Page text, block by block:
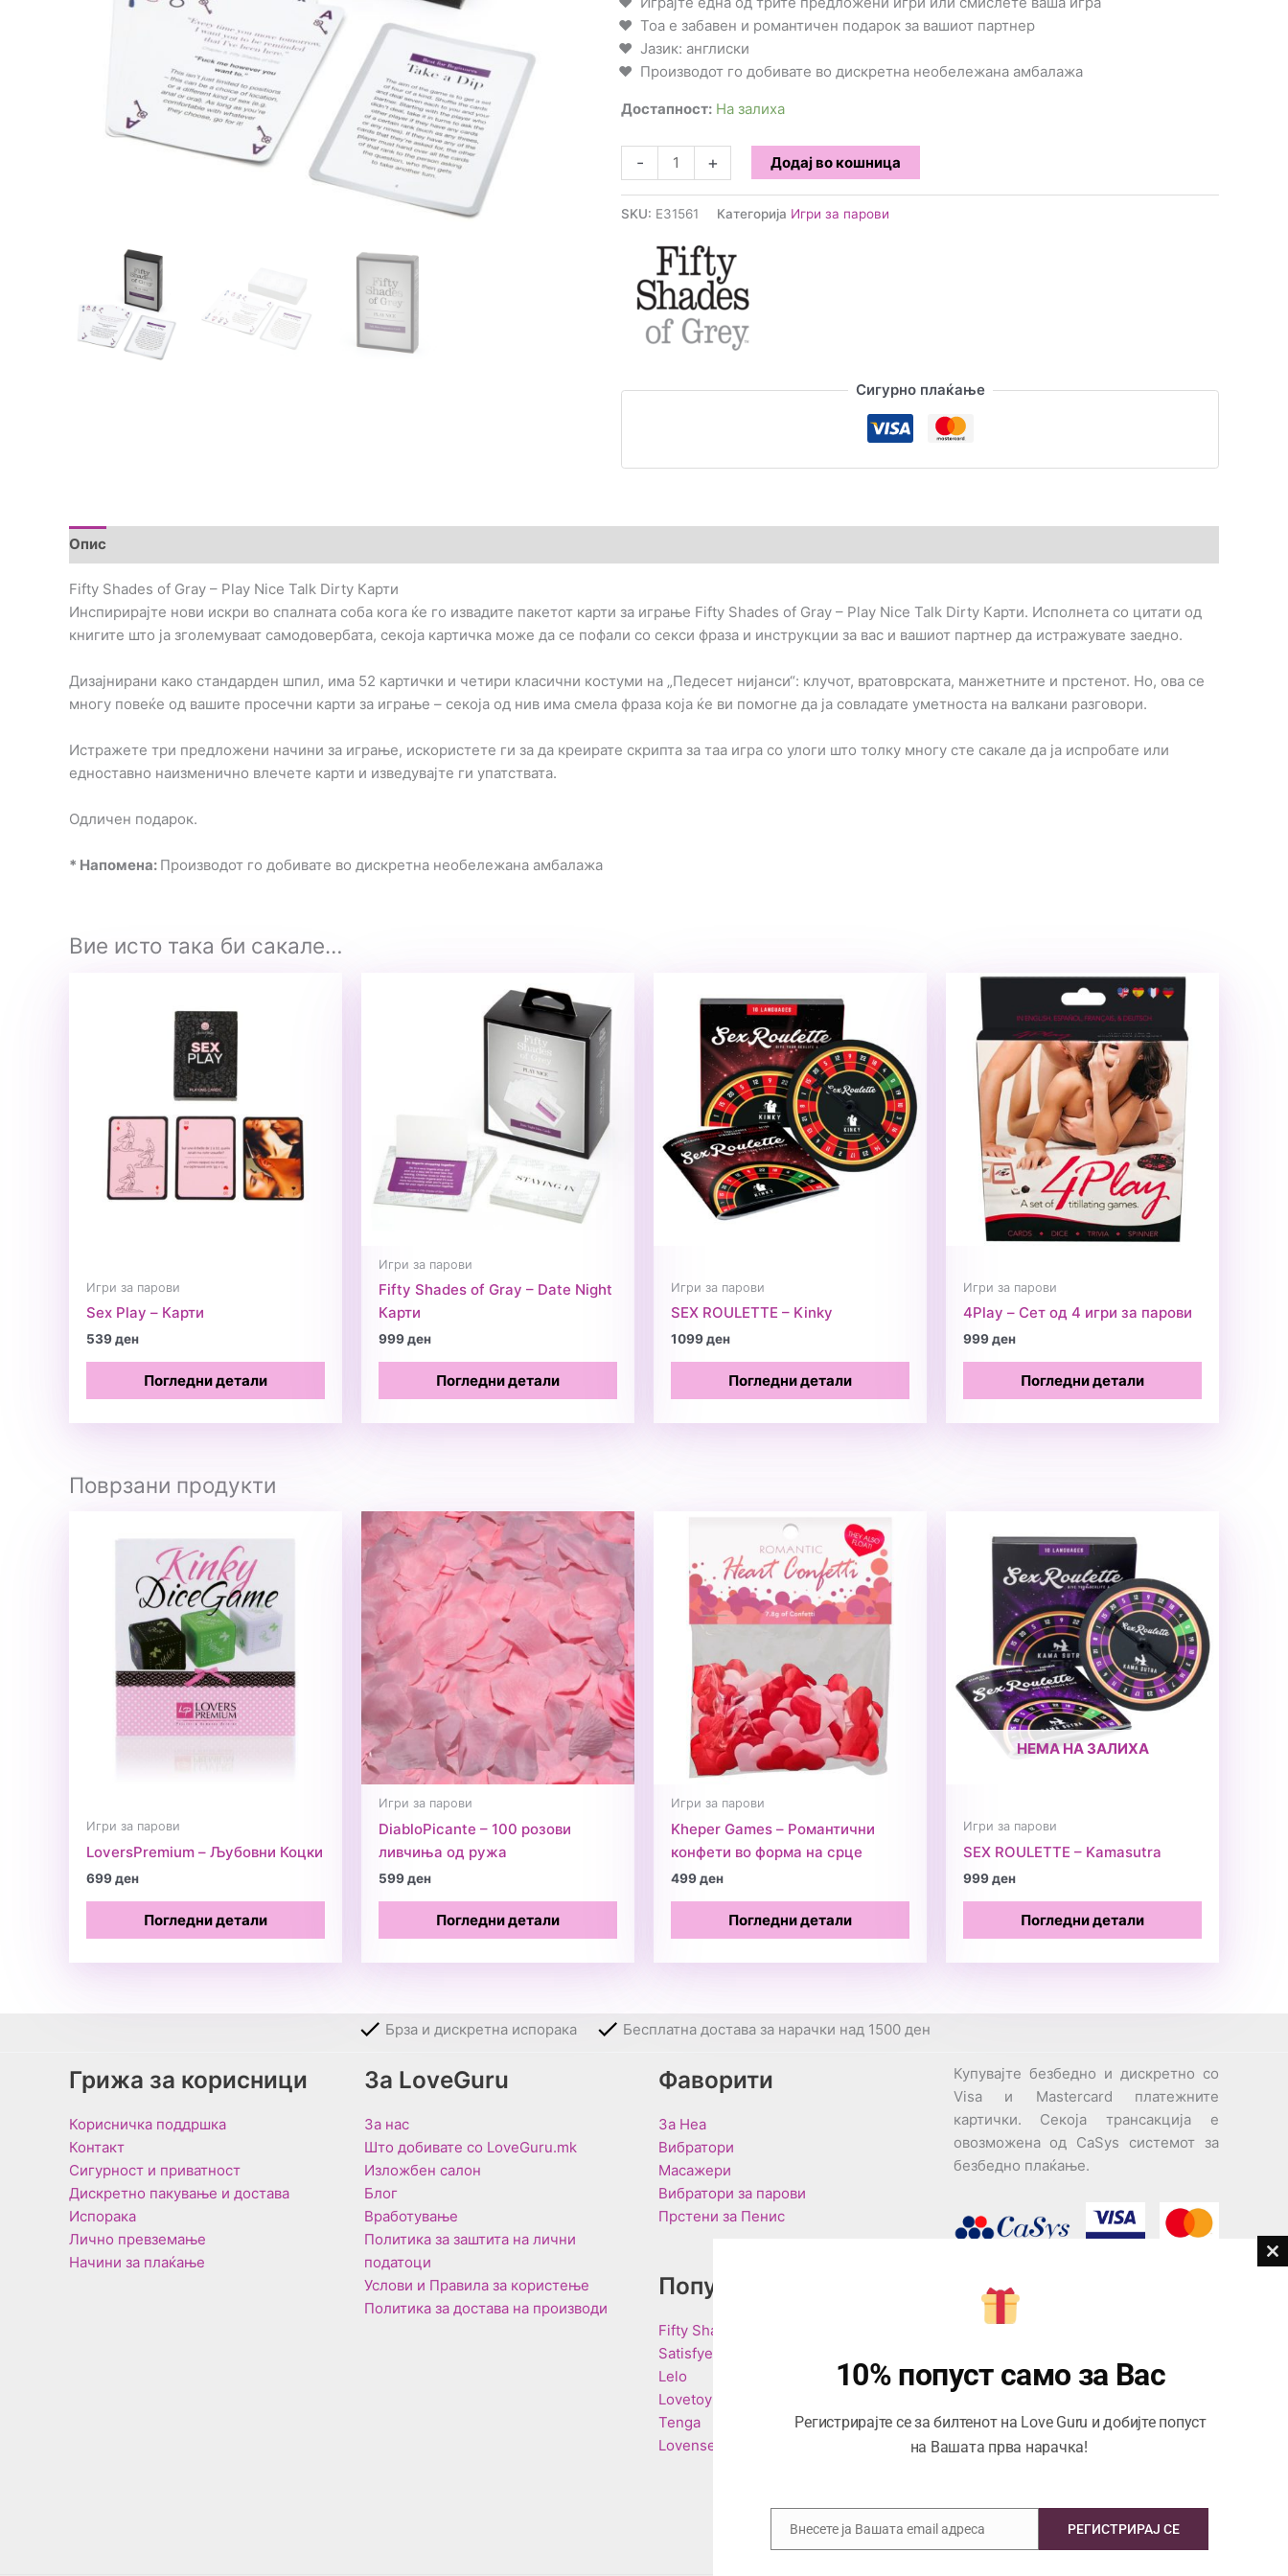
Тоа е забавен и романтичен подарок за вашиот партнер
Јазик: англиски
Производот го добивате во дискретна необележана амбалажа
Достапност: На залиха
-
Shades
of
Gray
Nice
Talk
Dirty
+ Додај во кошница
SKU: E31561 Категорија Игри за парови
Сигурно плаќање
Опис
Fifty Shades of Gray – Play Nice Talk Dirty Карти
Инспирирајте нови искри во спалната соба кога ќе го извадите пакетот карти за играње Fifty Shades of Gray – Play Nice Talk Dirty Карти. Исполнета со цитати од
книгите што ја зголемуваат самодовербата, секоја картичка може да се пофали со секси фраза и инструкции за вас и вашиот партнер да истражувате заедно.
Дизајнирани како стандарден шпил, има 52 картички и четири класични костуми на „Педесет нијанси“: клучот, вратоврската, манжетните и прстенот. Но, ова се
многу повеќе од вашите просечни карти за играње – секоја од нив има смела фраза која ќе ви помогне да ја совладате уметноста на валкани разговори.
Истражете три предложени начини за играње, искористете ги за да креирате скрипта за таа игра со улоги што толку многу сте сакале да ја испробате или
едноставно наизменично влечете карти и изведувајте ги упатствата.
Одличен подарок.
* Напомена: Производот го добивате во дискретна необележана амбалажа
Вие исто така би сакале…
Игри за парови
Sex Play – Карти
539ден
Погледни детали
Игри за парови
Fifty Shades of Gray – Date Night
Карти
999ден
Погледни детали
Игри за парови
SEX ROULETTE – Kinky
1099ден
Погледни детали
Игри за парови
4Play – Сет од 4 игри за парови
999ден
Погледни детали
Поврзани продукти
Игри за парови
LoversPremium – Љубовни Коцки
699ден
Погледни детали
Игри за парови
DiabloPicante – 100 розови
ливчиња од ружа
599ден
Погледни детали
Игри за парови
Kheper Games – Романтични
конфети во форма на срце
499ден
Погледни детали
НЕМА НА ЗАЛИХА
Игри за парови
SEX ROULETTE – Kamasutra
999ден
Погледни детали
Брза и дискретна испорака Бесплатна достава за нарачки над 1500 ден
Грижа за корисници
Корисничка поддршка
Контакт
Сигурност и приватност
Дискретно пакување и достава
Испорака
Лично превземање
Начини за плаќање
За LoveGuru
За нас
Што добивате со LoveGuru.mk
Изложбен салон
Блог
Вработување
Политика за заштита на лични
податоци
Услови и Правила за користење
Политика за достава на производи
Фаворити
За Неа
Вибратори
Масажери
Вибратори за парови
Прстени за Пенис
Популарни Брендови
Fifty Shades of Grey
Satisfyer
Lelo
Lovetoy
Tenga
Lovense
Купувајте безбедно и дискретно со
Visa и Mastercard платежните
картички. Секоја трансакција е
овозможена од CaSys системот за
безбедно плаќање.
Центар за корисници
076945497; 076945498
Email:
contact@loveguru.mk
Саб – Нед: 10-18
10% попуст само за Вас
Регистрирајте се за билтенот на Love Guru и добијте попуст
на Вашата прва нарачка!
Email
Внесете ја Вашата email адреса РЕГИСТРИРАЈ СЕ